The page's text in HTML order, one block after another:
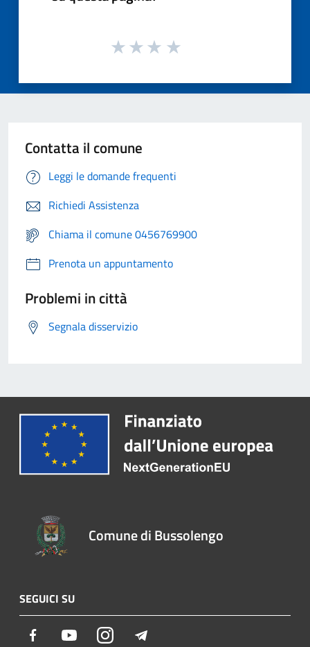
Contatta il comune
Leggi le domande frequenti
Richiedi Assistenza
Chiama il comune 0456769900
Prenota un appuntamento
Problemi in città
Segnala disservizio
Comune di Bussolengo
SEGUICI SU
Facebook YoutubeInstagram